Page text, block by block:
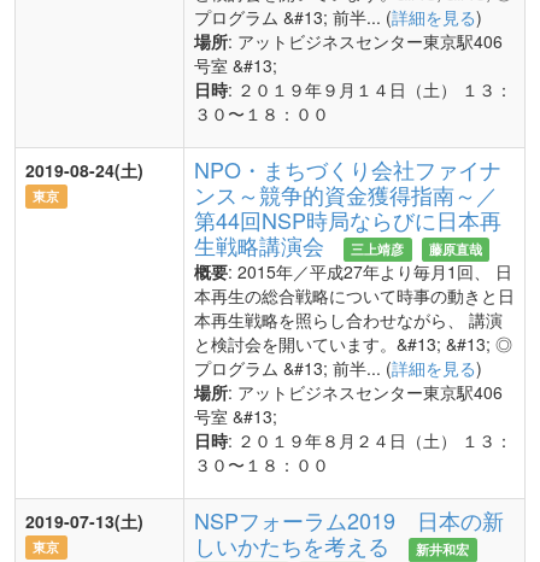
プログラム &#13; 前半... (詳細を見る)
場所: アットビジネスセンター東京駅406
号室 &#13;
日時: ２０１９年９月１４日（土） １３：
３０〜１８：００
2019-08-24(土)
東京
NPO・まちづくり会社ファイナ
ンス～競争的資金獲得指南～／
第44回NSP時局ならびに日本再
生戦略講演会
三上靖彦 藤原直哉
概要: 2015年／平成27年より毎月1回、 日
本再生の総合戦略について時事の動きと日
本再生戦略を照らし合わせながら、 講演
と検討会を開いています。&#13; &#13; ◎
プログラム &#13; 前半... (詳細を見る)
場所: アットビジネスセンター東京駅406
号室 &#13;
日時: ２０１９年８月２４日（土） １３：
３０〜１８：００
2019-07-13(土)
東京
NSPフォーラム2019 日本の新
しいかたちを考える
新井和宏